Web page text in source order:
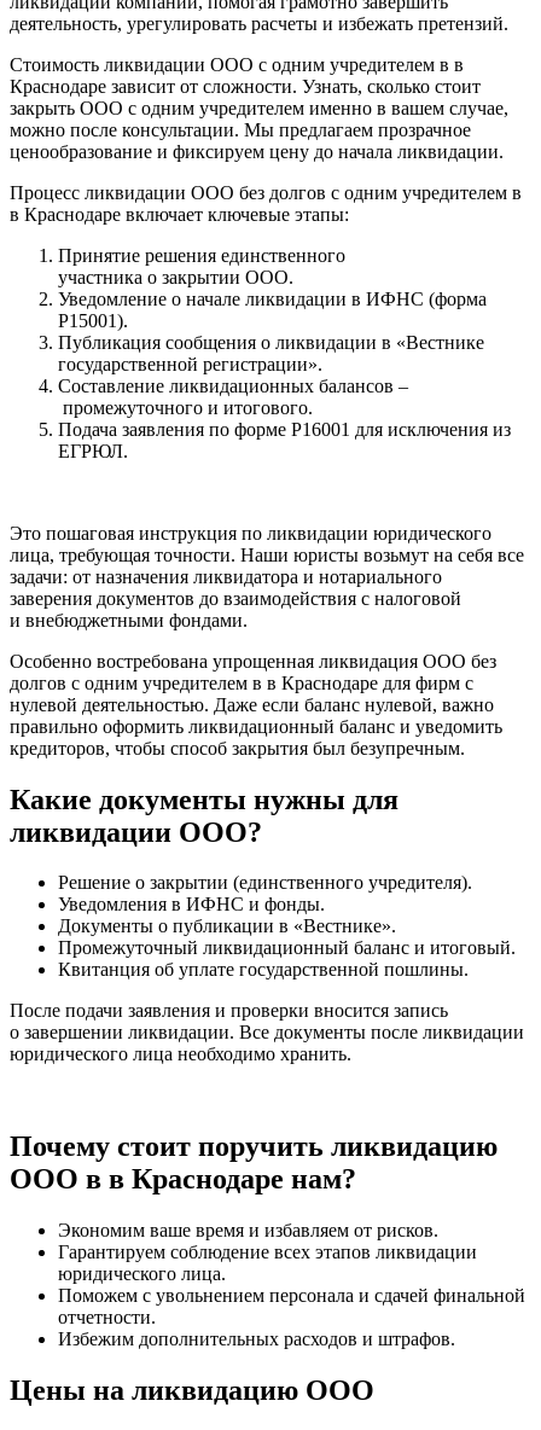
деятельность, урегулировать расчеты и избежать претензий.
Стоимость ликвидации ООО с одним учредителем в в
Краснодаре зависит от сложности. Узнать, сколько стоит
закрыть ООО с одним учредителем именно в вашем случае,
можно после консультации. Мы предлагаем прозрачное
ценообразование и фиксируем цену до начала ликвидации.
Процесс ликвидации ООО без долгов с одним учредителем в
в Краснодаре включает ключевые этапы:
Принятие решения единственного
участника о закрытии ООО.
Уведомление о начале ликвидации в ИФНС (форма
Р15001).
Публикация сообщения о ликвидации в «Вестнике
государственной регистрации».
Составление ликвидационных балансов –
промежуточного и итогового.
Подача заявления по форме Р16001 для исключения из
ЕГРЮЛ.
Это пошаговая инструкция по ликвидации юридического
лица, требующая точности. Наши юристы возьмут на себя все
задачи: от назначения ликвидатора и нотариального
заверения документов до взаимодействия с налоговой
и внебюджетными фондами.
Особенно востребована упрощенная ликвидация ООО без
долгов с одним учредителем в в Краснодаре для фирм с
нулевой деятельностью. Даже если баланс нулевой, важно
правильно оформить ликвидационный баланс и уведомить
кредиторов, чтобы способ закрытия был безупречным.
Какие документы нужны для
ликвидации ООО?
Решение о закрытии (единственного учредителя).
Уведомления в ИФНС и фонды.
Документы о публикации в «Вестнике».
Промежуточный ликвидационный баланс и итоговый.
Квитанция об уплате государственной пошлины.
После подачи заявления и проверки вносится запись
о завершении ликвидации. Все документы после ликвидации
юридического лица необходимо хранить.
Почему стоит поручить ликвидацию
ООО в в Краснодаре нам?
Экономим ваше время и избавляем от рисков.
Гарантируем соблюдение всех этапов ликвидации
юридического лица.
Поможем с увольнением персонала и сдачей финальной
отчетности.
Избежим дополнительных расходов и штрафов.
Цены на ликвидацию ООО